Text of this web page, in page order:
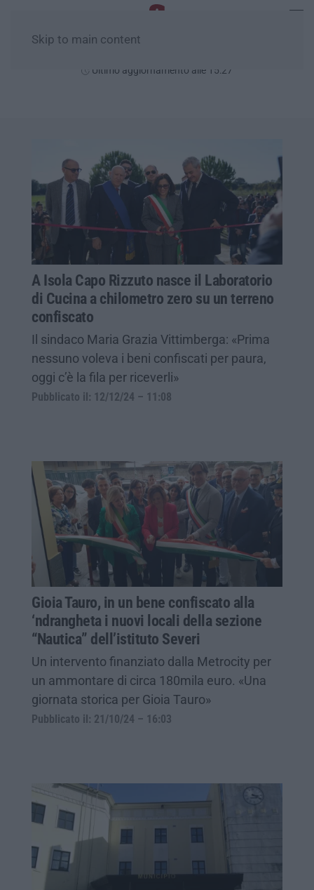
Skip to main content
Ultimo aggiornamento alle 15:27
A Isola Capo Rizzuto nasce il Laboratorio
di Cucina a chilometro zero su un terreno
confiscato
Il sindaco Maria Grazia Vittimberga: «Prima
nessuno voleva i beni confiscati per paura,
oggi c’è la fila per riceverli»
Pubblicato il: 12/12/24 – 11:08
Gioia Tauro, in un bene confiscato alla
‘ndrangheta i nuovi locali della sezione
“Nautica” dell’istituto Severi
Un intervento finanziato dalla Metrocity per
un ammontare di circa 180mila euro. «Una
giornata storica per Gioia Tauro»
Pubblicato il: 21/10/24 – 16:03